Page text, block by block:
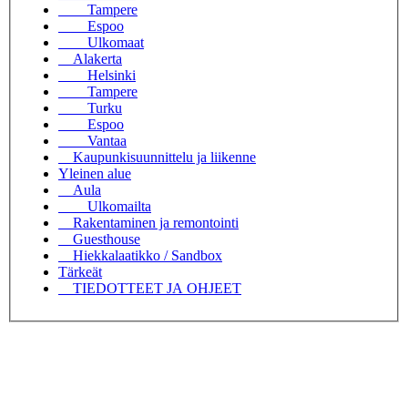
Tampere
Espoo
Ulkomaat
Alakerta
Helsinki
Tampere
Turku
Espoo
Vantaa
Kaupunkisuunnittelu ja liikenne
Yleinen alue
Aula
Ulkomailta
Rakentaminen ja remontointi
Guesthouse
Hiekkalaatikko / Sandbox
Tärkeät
TIEDOTTEET JA OHJEET